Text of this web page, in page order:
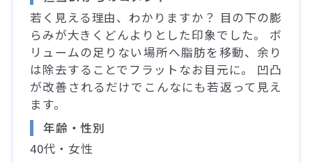
若く見える理由、わかりますか？ 目の下の膨
らみが大きくどんよりとした印象でした。 ボ
リュームの足りない場所へ脂肪を移動、余り
は除去することでフラットなお目元に。 凹凸
が改善されるだけでこんなにも若返って見え
ます。
年齢・性別
40代・女性